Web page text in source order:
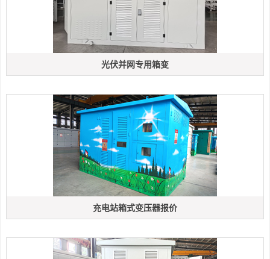
光伏并网专用箱变
充电站箱式变压器报价